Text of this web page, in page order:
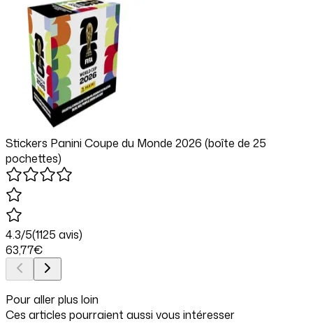
Stickers Panini Coupe du Monde 2026 (boîte de 25
pochettes)
4.3/5(1125 avis)
63,77€
Pour aller plus loin
Ces articles pourraient aussi vous intéresser